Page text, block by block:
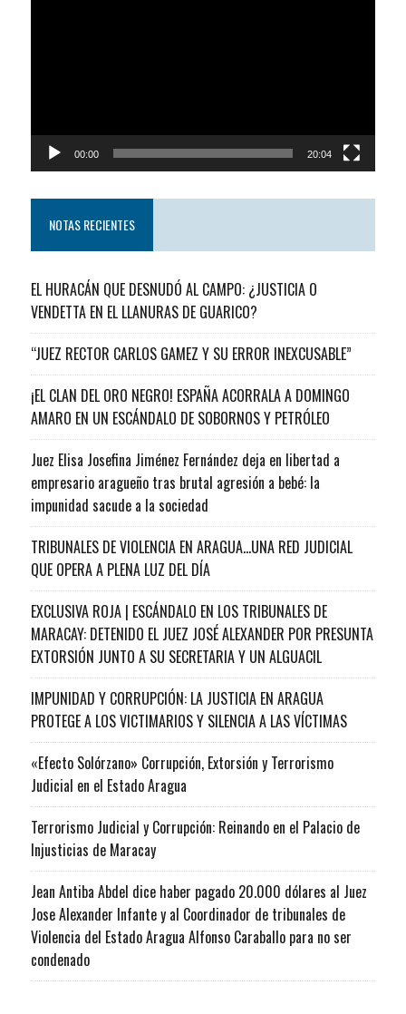
00:00 20:04
NOTAS RECIENTES
EL HURACÁN QUE DESNUDÓ AL CAMPO: ¿JUSTICIA O
VENDETTA EN EL LLANURAS DE GUARICO?
“JUEZ RECTOR CARLOS GAMEZ Y SU ERROR INEXCUSABLE”
¡EL CLAN DEL ORO NEGRO! ESPAÑA ACORRALA A DOMINGO
AMARO EN UN ESCÁNDALO DE SOBORNOS Y PETRÓLEO
Juez Elisa Josefina Jiménez Fernández deja en libertad a
empresario aragueño tras brutal agresión a bebé: la
impunidad sacude a la sociedad
TRIBUNALES DE VIOLENCIA EN ARAGUA…UNA RED JUDICIAL
QUE OPERA A PLENA LUZ DEL DÍA
EXCLUSIVA ROJA | ESCÁNDALO EN LOS TRIBUNALES DE
MARACAY: DETENIDO EL JUEZ JOSÉ ALEXANDER POR PRESUNTA
EXTORSIÓN JUNTO A SU SECRETARIA Y UN ALGUACIL
IMPUNIDAD Y CORRUPCIÓN: LA JUSTICIA EN ARAGUA
PROTEGE A LOS VICTIMARIOS Y SILENCIA A LAS VÍCTIMAS
«Efecto Solórzano» Corrupción, Extorsión y Terrorismo
Judicial en el Estado Aragua
Terrorismo Judicial y Corrupción: Reinando en el Palacio de
Injusticias de Maracay
Jean Antiba Abdel dice haber pagado 20.000 dólares al Juez
Jose Alexander Infante y al Coordinador de tribunales de
Violencia del Estado Aragua Alfonso Caraballo para no ser
condenado